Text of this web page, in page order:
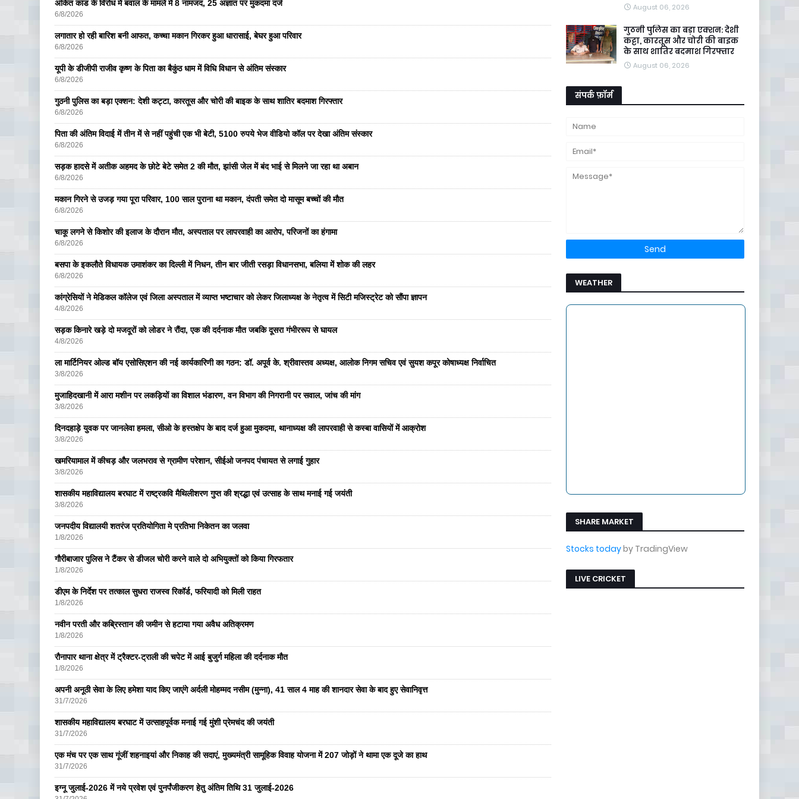
अंकित कांड के विरोध में बवाल के मामले में 8 नामजद, 25 अज्ञात पर मुकदमा दर्ज
6/8/2026
लगातार हो रही बारिश बनी आफत, कच्चा मकान गिरकर हुआ धारासाई, बेघर हुआ परिवार
6/8/2026
यूपी के डीजीपी राजीव कृष्ण के पिता का बैकुंठ धाम में विधि विधान से अंतिम संस्कार
6/8/2026
गुठनी पुलिस का बड़ा एक्शन: देशी कट्टा, कारतूस और चोरी की बाइक के साथ शातिर बदमाश गिरफ्तार
6/8/2026
पिता की अंतिम विदाई में तीन में से नहीं पहुंची एक भी बेटी, 5100 रुपये भेज वीडियो कॉल पर देखा अंतिम संस्कार
6/8/2026
सड़क हादसे में अतीक अहमद के छोटे बेटे समेत 2 की मौत, झांसी जेल में बंद भाई से मिलने जा रहा था अबान
6/8/2026
मकान गिरने से उजड़ गया पूरा परिवार, 100 साल पुराना था मकान, दंपती समेत दो मासूम बच्चों की मौत
6/8/2026
चाकू लगने से किशोर की इलाज के दौरान मौत, अस्पताल पर लापरवाही का आरोप, परिजनों का हंगामा
6/8/2026
बसपा के इकलाैते विधायक उमाशंकर का दिल्ली में निधन, तीन बार जीती रसड़ा विधानसभा, बलिया में शोक की लहर
6/8/2026
कांग्रेसियों ने मेडिकल कॉलेज एवं जिला अस्पताल में व्याप्त भष्टाचार को लेकर जिलाध्यक्ष के नेतृत्व में सिटी मजिस्ट्रेट को सौंपा ज्ञापन
4/8/2026
सड़क किनारे खड़े दो मजदूरों को लोडर ने रौंदा, एक की दर्दनाक मौत जबकि दूसरा गंभीररूप से घायल
4/8/2026
ला मार्टिनियर ओल्ड बॉय एसोसिएशन की नई कार्यकारिणी का गठन: डॉ. अपूर्व के. श्रीवास्तव अध्यक्ष, आलोक निगम सचिव एवं सुयश कपूर कोषाध्यक्ष निर्वाचित
3/8/2026
मुजाहिदखानी में आरा मशीन पर लकड़ियों का विशाल भंडारण, वन विभाग की निगरानी पर सवाल, जांच की मांग
3/8/2026
दिनदहाड़े युवक पर जानलेवा हमला, सीओ के हस्तक्षेप के बाद दर्ज हुआ मुकदमा, थानाध्यक्ष की लापरवाही से कस्बा वासियों में आक्रोश
3/8/2026
खमरियामाल में कीचड़ और जलभराव से ग्रामीण परेशान, सीईओ जनपद पंचायत से लगाई गुहार
3/8/2026
शासकीय महाविद्यालय बरघाट में राष्ट्रकवि मैथिलीशरण गुप्त की श्रद्धा एवं उत्साह के साथ मनाई गई जयंती
3/8/2026
जनपदीय विद्यालयी शतरंज प्रतियोगिता मे प्रतिभा निकेतन का जलवा
1/8/2026
गौरीबाजार पुलिस ने टैंकर से डीजल चोरी करने वाले दो अभियुक्तों को किया गिरफतार
1/8/2026
डीएम के निर्देश पर तत्काल सुधरा राजस्व रिकॉर्ड, फरियादी को मिली राहत
1/8/2026
नवीन परती और कब्रिस्तान की जमीन से हटाया गया अवैध अतिक्रमण
1/8/2026
रौनापार थाना क्षेत्र में ट्रैक्टर-ट्राली की चपेट में आई बुजुर्ग महिला की दर्दनाक मौत
1/8/2026
अपनी अनूठी सेवा के लिए हमेशा याद किए जाएंगे अर्दली मोहम्मद नसीम (मुन्ना), 41 साल 4 माह की शानदार सेवा के बाद हुए सेवानिवृत्त
31/7/2026
शासकीय महाविद्यालय बरघाट में उत्साहपूर्वक मनाई गई मुंशी प्रेमचंद की जयंती
31/7/2026
एक मंच पर एक साथ गूंजीं शहनाइयां और निकाह की सदाएं, मुख्यमंत्री सामूहिक विवाह योजना में 207 जोड़ों ने थामा एक दूजे का हाथ
31/7/2026
इग्नू जुलाई-2026 में नये प्रवेश एवं पुनर्पंजीकरण हेतु अंतिम तिथि 31 जुलाई-2026
August 06, 2026
गुठनी पुलिस का बड़ा एक्शन: देशी
कट्टा, कारतूस और चोरी की बाइक
के साथ शातिर बदमाश गिरफ्तार
August 06, 2026
संपर्क फ़ॉर्म
WEATHER
SHARE MARKET
Stocks todayby TradingView
LIVE CRICKET